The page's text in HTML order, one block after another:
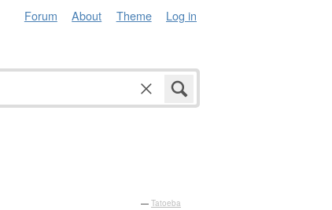
Forum About Theme Log in
— Tatoeba